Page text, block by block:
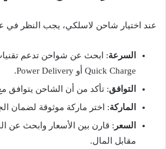
عند اختيار شاحن لاسلكي، يجب النظر في
السرعة: ابحث عن شواحن تدعم
Quick Charge أو Power Delivery.
التوافق: تأكد من أن الشاحن يتوافق
الماركة: اختر ماركة موثوقة لضمان
السعر : قارن بين الأسعار وابحث عن
مقابل المال.